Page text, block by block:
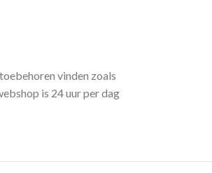
vinden zoals
is 24 uur per dag